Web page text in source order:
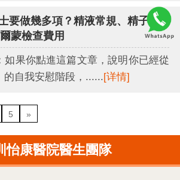
要做幾多項？精液常規、精子
蒙檢查費用
如果你點進這篇文章，說明你已經從
的自我安慰階段，......[详情]
5 »
怡康醫院醫生團隊